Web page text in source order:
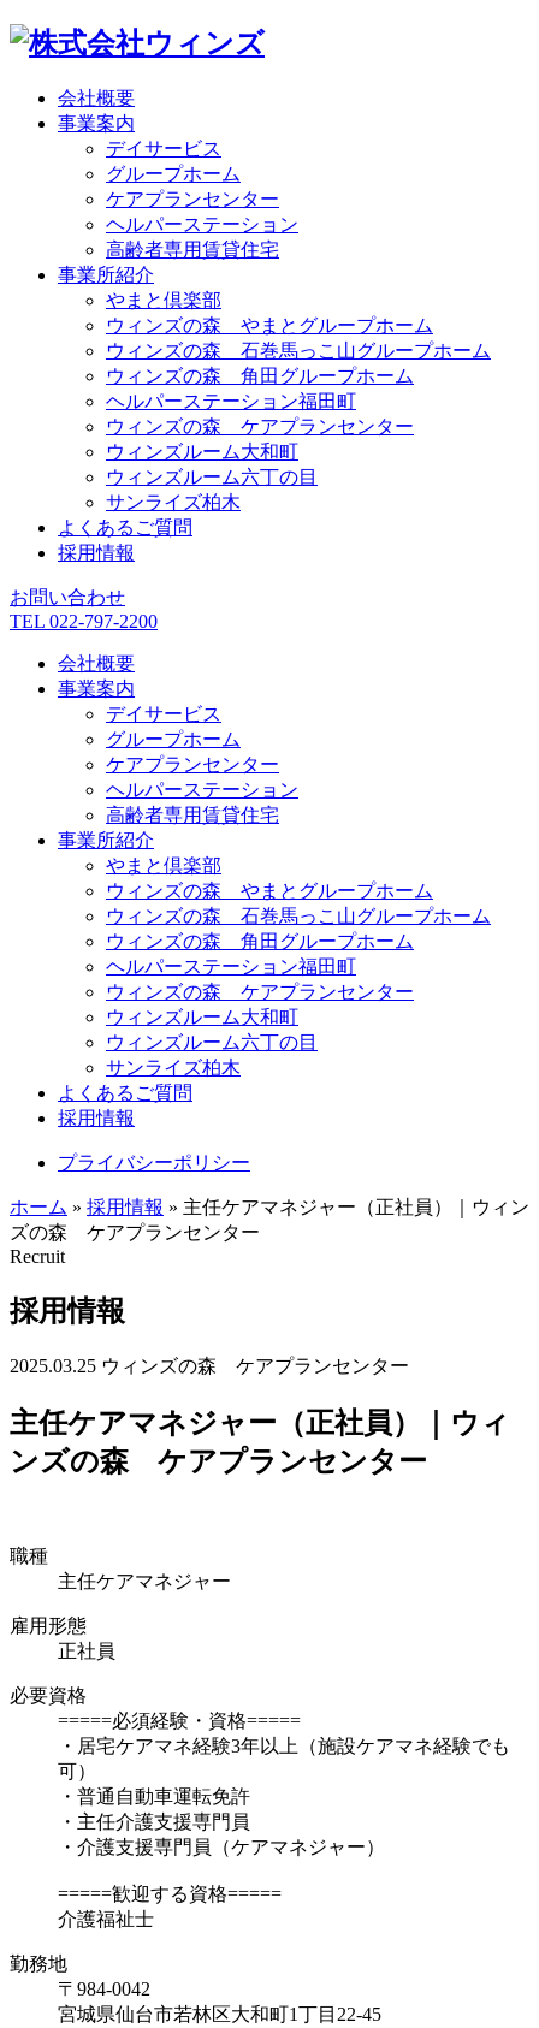
会社概要
事業案内
デイサービス
グループホーム
ケアプランセンター
ヘルパーステーション
高齢者専用賃貸住宅
事業所紹介
やまと倶楽部
ウィンズの森 やまとグループホーム
ウィンズの森 石巻馬っこ山グループホーム
ウィンズの森 角田グループホーム
ヘルパーステーション福田町
ウィンズの森 ケアプランセンター
ウィンズルーム大和町
ウィンズルーム六丁の目
サンライズ柏木
よくあるご質問
採用情報
お問い合わせ
TEL 022-797-2200
会社概要
事業案内
デイサービス
グループホーム
ケアプランセンター
ヘルパーステーション
高齢者専用賃貸住宅
事業所紹介
やまと倶楽部
ウィンズの森 やまとグループホーム
ウィンズの森 石巻馬っこ山グループホーム
ウィンズの森 角田グループホーム
ヘルパーステーション福田町
ウィンズの森 ケアプランセンター
ウィンズルーム大和町
ウィンズルーム六丁の目
サンライズ柏木
よくあるご質問
採用情報
プライバシーポリシー
ホーム » 採用情報 » 主任ケアマネジャー（正社員）｜ウィン
ズの森 ケアプランセンター
Recruit
採用情報
2025.03.25 ウィンズの森 ケアプランセンター
主任ケアマネジャー（正社員）｜ウィ
ンズの森 ケアプランセンター
職種
主任ケアマネジャー
雇用形態
正社員
必要資格
=====必須経験・資格=====
・居宅ケアマネ経験3年以上（施設ケアマネ経験でも
可）
・普通自動車運転免許
・主任介護支援専門員
・介護支援専門員（ケアマネジャー）
=====歓迎する資格=====
介護福祉士
勤務地
〒984-0042
宮城県仙台市若林区大和町1丁目22-45